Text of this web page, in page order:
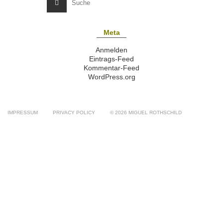
Meta
Anmelden
Eintrags-Feed
Kommentar-Feed
WordPress.org
IMPRESSUM PRIVACY POLICY © 2026 MIGUEL ROTHSCHILD